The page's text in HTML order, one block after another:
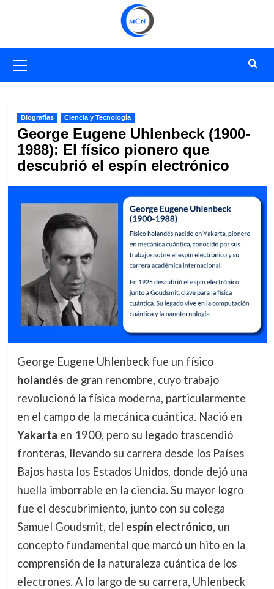
primario
Biografías Ciencia y Tecnología
George Eugene Uhlenbeck (1900-
1988): El físico pionero que
descubrió el espín electrónico
George Eugene Uhlenbeck fue un físico
holandés de gran renombre, cuyo trabajo
revolucionó la física moderna, particularmente
en el campo de la mecánica cuántica. Nació en
Yakarta en 1900, pero su legado trascendió
fronteras, llevando su carrera desde los Países
Bajos hasta los Estados Unidos, donde dejó una
huella imborrable en la ciencia. Su mayor logro
fue el descubrimiento, junto con su colega
Samuel Goudsmit, del espín electrónico, un
concepto fundamental que marcó un hito en la
comprensión de la naturaleza cuántica de los
electrones. A lo largo de su carrera, Uhlenbeck